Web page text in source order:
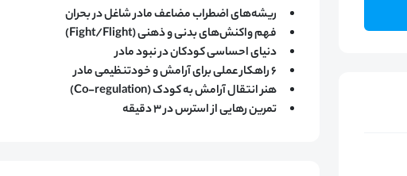
ریشه‌های اضطراب مضاعف مادر شاغل در بحران
فهم واکنش‌های بدنی و ذهنی (Fight/Flight)
دنیای احساسی کودکان در نبود مادر
۶ راهکار عملی برای آرامش و خودتنظیمی مادر
هنر انتقال آرامش به کودک (Co-regulation)
تمرین رهایی از استرس در ۳ دقیقه